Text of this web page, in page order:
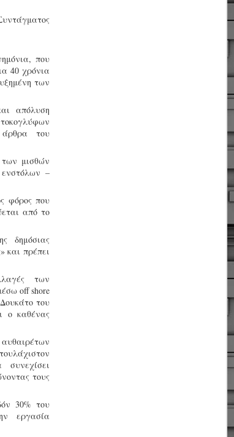
που
40 χρόνια
των
απόλυση
του
των μισθών
–
φόρος που
από το
δημόσιας
και πρέπει
των
off shore
του
ο καθένας
τους
30% του
εργασία
ολοκληρώσει την προβλεπόμενη εκπαίδευσή τους και
πλαίσιο της προετοιμασίας, ο Δήμος παρέλαβε τρία
σκούτερ, τα οποία θα χρησιμοποιούνται για
περιπολίες και τις καθημερινές μετακινήσεις των
της υπηρεσίας.
διάρκεια
τήρησης
για τα
ζώα
στο Πεδίον
στο Πεδίον
τη διάρκεια
την τήρηση των
που
για τα ζώα
χρήση
το βράδυ